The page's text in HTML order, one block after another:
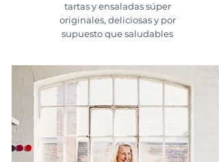
tartas y ensaladas súper
originales, deliciosas y por
supuesto que saludables